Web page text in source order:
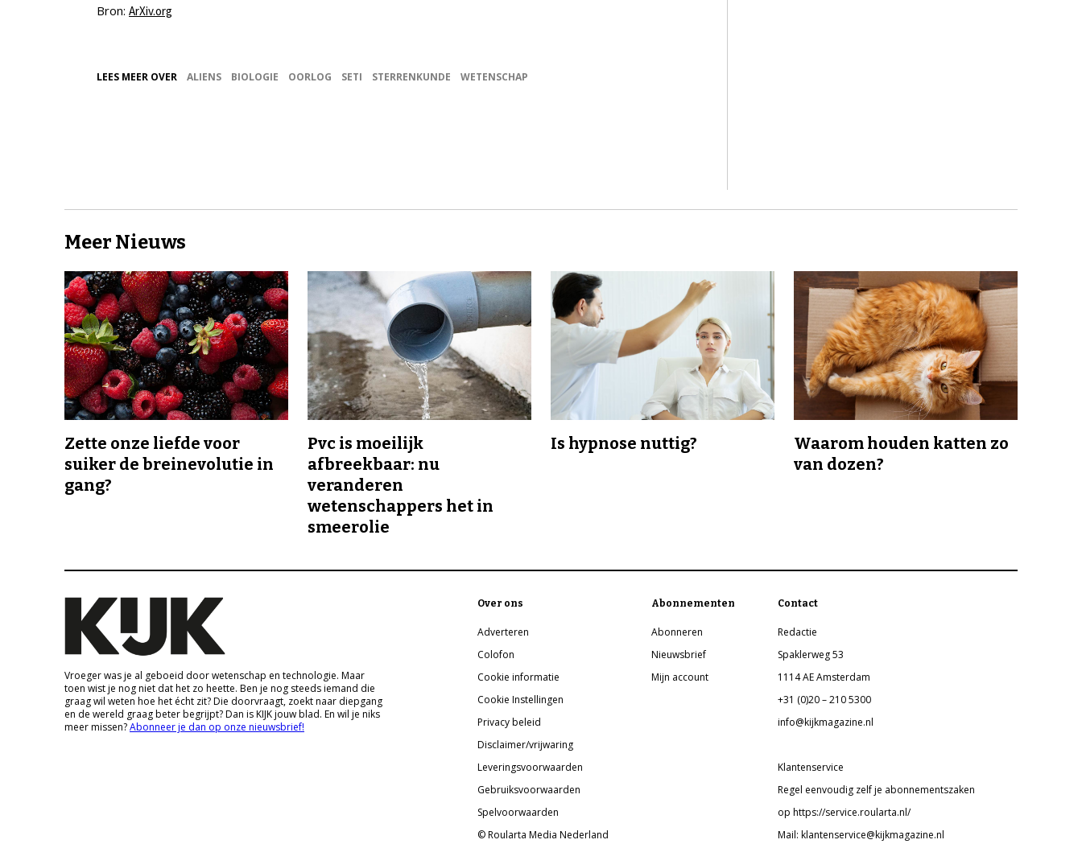
Bron: ArXiv.org
LEES MEER OVER ALIENS BIOLOGIE OORLOG SETI STERRENKUNDE WETENSCHAP
Meer Nieuws
Zette onze liefde voor
suiker de breinevolutie in
gang?
Pvc is moeilijk
afbreekbaar: nu
veranderen
wetenschappers het in
smeerolie
Is hypnose nuttig?
Waarom houden katten zo
van dozen?
Vroeger was je al geboeid door wetenschap en technologie. Maar
toen wist je nog niet dat het zo heette. Ben je nog steeds iemand die
graag wil weten hoe het écht zit? Die doorvraagt, zoekt naar diepgang
en de wereld graag beter begrijpt? Dan is KIJK jouw blad. En wil je niks
meer missen?Abonneer je dan op onze nieuwsbrief!
Over ons
Adverteren
Colofon
Cookie informatie
Cookie Instellingen
Privacy beleid
Disclaimer/vrijwaring
Leveringsvoorwaarden
Gebruiksvoorwaarden
Spelvoorwaarden
© Roularta Media Nederland
Abonnementen
Abonneren
Nieuwsbrief
Mijn account
Contact
Redactie
Spaklerweg 53
1114 AE Amsterdam
+31 (0)20 – 210 5300
info@kijkmagazine.nl
Klantenservice
Regel eenvoudig zelf je abonnementszaken
op https://service.roularta.nl/
Mail: klantenservice@kijkmagazine.nl